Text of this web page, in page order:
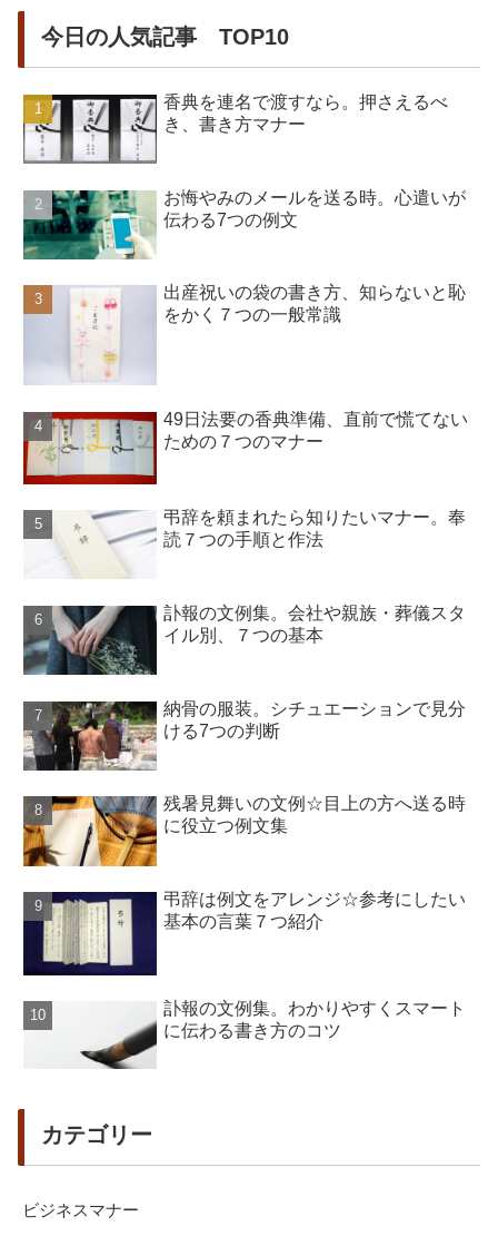
今日の人気記事 TOP10
香典を連名で渡すなら。押さえるべ
き、書き方マナー
お悔やみのメールを送る時。心遣いが
伝わる7つの例文
出産祝いの袋の書き方、知らないと恥
をかく７つの一般常識
49日法要の香典準備、直前で慌てない
ための７つのマナー
弔辞を頼まれたら知りたいマナー。奉
読７つの手順と作法
訃報の文例集。会社や親族・葬儀スタ
イル別、７つの基本
納骨の服装。シチュエーションで見分
ける7つの判断
残暑見舞いの文例☆目上の方へ送る時
に役立つ例文集
弔辞は例文をアレンジ☆参考にしたい
基本の言葉７つ紹介
訃報の文例集。わかりやすくスマート
に伝わる書き方のコツ
カテゴリー
ビジネスマナー